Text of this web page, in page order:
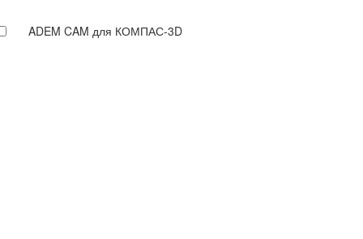
ADEM CAM для КОМПАС-3D